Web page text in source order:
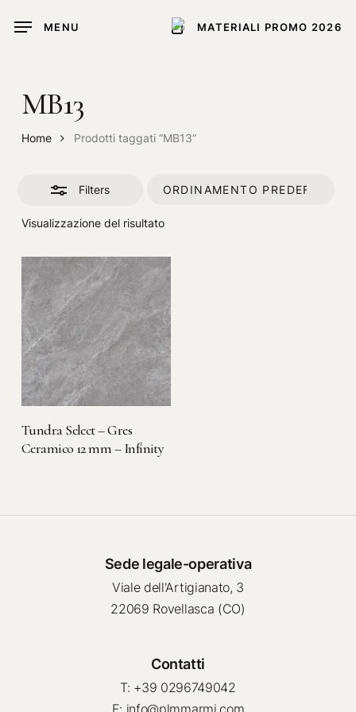
MATERIALI PROMO 2026
MENU
MB13
Home Prodotti taggati “MB13”
Filters
Visualizzazione del risultato
Close
LEGGI TUTTO
Tundra Select – Gres
Ceramico 12 mm – Infinity
Sede legale-operativa
Viale dell'Artigianato, 3
22069 Rovellasca (CO)
Contatti
T: +39 0296749042
E: info@plmmarmi.com